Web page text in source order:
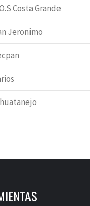
Costa Grande
Jeronimo